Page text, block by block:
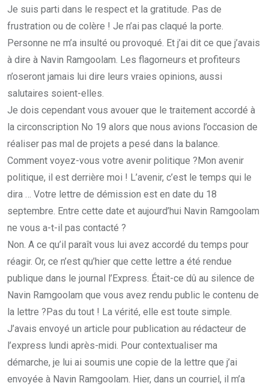
Je suis parti dans le respect et la gratitude. Pas de
frustration ou de colère ! Je n’ai pas claqué la porte.
Personne ne m’a insulté ou provoqué. Et j’ai dit ce que j’avais
à dire à Navin Ramgoolam. Les flagorneurs et profiteurs
n’oseront jamais lui dire leurs vraies opinions, aussi
salutaires soient-elles.
Je dois cependant vous avouer que le traitement accordé à
la circonscription No 19 alors que nous avions l’occasion de
réaliser pas mal de projets a pesé dans la balance.
Comment voyez-vous votre avenir politique ?Mon avenir
politique, il est derrière moi ! L’avenir, c’est le temps qui le
dira … Votre lettre de démission est en date du 18
septembre. Entre cette date et aujourd’hui Navin Ramgoolam
ne vous a-t-il pas contacté ?
Non. A ce qu’il paraît vous lui avez accordé du temps pour
réagir. Or, ce n’est qu’hier que cette lettre a été rendue
publique dans le journal l’Express. Était-ce dû au silence de
Navin Ramgoolam que vous avez rendu public le contenu de
la lettre ?Pas du tout ! La vérité, elle est toute simple.
J’avais envoyé un article pour publication au rédacteur de
l’express lundi après-midi. Pour contextualiser ma
démarche, je lui ai soumis une copie de la lettre que j’ai
envoyée à Navin Ramgoolam. Hier, dans un courriel, il m’a